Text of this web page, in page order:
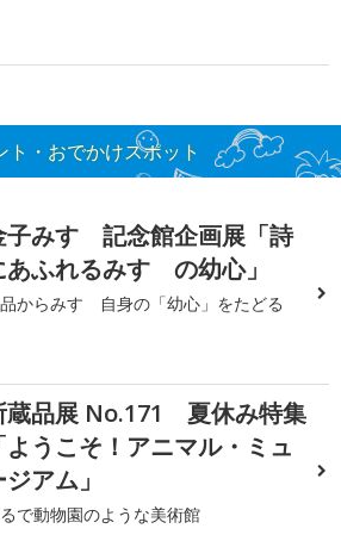
・おでかけスポット
子みすゞ記念館企画展「詩
あふれるみすゞの幼心」
からみすゞ自身の「幼心」をたどる
蔵品展 No.171 夏休み特集
ようこそ！アニマル・ミュ
アム」
で動物園のような美術館